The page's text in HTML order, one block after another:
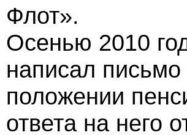
Флот».
Осенью 2010
написал
положении
ответа на него